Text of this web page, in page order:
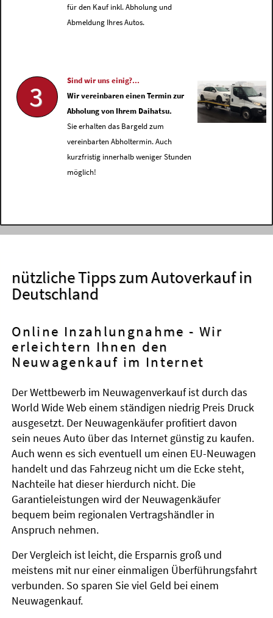
für den Kauf inkl. Abholung und
Abmeldung Ihres Autos.
3
Sind wir uns einig?...
Wir vereinbaren einen Termin zur
Abholung von Ihrem Daihatsu.
Sie erhalten das Bargeld zum
vereinbarten Abholtermin. Auch
kurzfristig innerhalb weniger Stunden
möglich!
nützliche Tipps zum Autoverkauf in
Deutschland
Online Inzahlungnahme - Wir
erleichtern Ihnen den
Neuwagenkauf im Internet
Der Wettbewerb im Neuwagenverkauf ist durch das
World Wide Web einem ständigen niedrig Preis Druck
ausgesetzt. Der Neuwagenkäufer profitiert davon
sein neues Auto über das Internet günstig zu kaufen.
Auch wenn es sich eventuell um einen EU-Neuwagen
handelt und das Fahrzeug nicht um die Ecke steht,
Nachteile hat dieser hierdurch nicht. Die
Garantieleistungen wird der Neuwagenkäufer
bequem beim regionalen Vertragshändler in
Anspruch nehmen.
Der Vergleich ist leicht, die Ersparnis groß und
meistens mit nur einer einmaligen Überführungsfahrt
verbunden. So sparen Sie viel Geld bei einem
Neuwagenkauf.